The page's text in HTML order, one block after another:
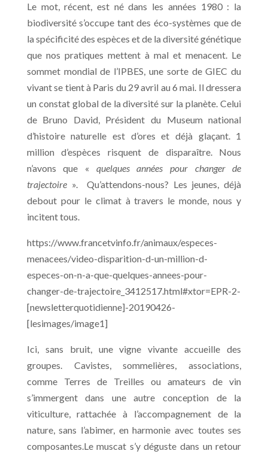
Le mot, récent, est né dans les années 1980 : la
biodiversité s’occupe tant des éco-systèmes que de
la spécificité des espèces et de la diversité génétique
que nos pratiques mettent à mal et menacent. Le
sommet mondial de l’IPBES, une sorte de GIEC du
vivant se tient à Paris du 29 avril au 6 mai. Il dressera
un constat global de la diversité sur la planète. Celui
de Bruno David, Président du Museum national
d’histoire naturelle est d’ores et déjà glaçant. 1
million d’espèces risquent de disparaître. Nous
n’avons que « quelques années pour changer de
trajectoire».
Qu’attendons-nous? Les jeunes, déjà
debout pour le climat à travers le monde, nous y
incitent tous.
https://www.francetvinfo.fr/animaux/especes-
menacees/video-disparition-d-un-million-d-
especes-on-n-a-que-quelques-annees-pour-
changer-de-trajectoire_3412517.html#xtor=EPR-2-
[newsletterquotidienne]-20190426-
[lesimages/image1]
Ici, sans bruit, une vigne vivante accueille des
groupes. Cavistes, sommelières, associations,
comme Terres de Treilles ou amateurs de vin
s’immergent dans une autre conception de la
viticulture, rattachée à l’accompagnement de la
nature, sans l’abimer, en harmonie avec toutes ses
composantes.Le muscat s’y déguste dans un retour